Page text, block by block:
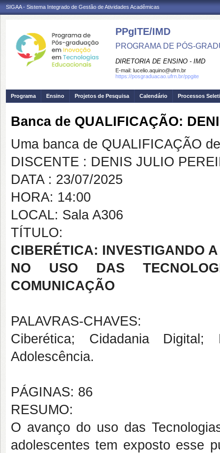
SIGAA - Sistema Integrado de Gestão de Atividades Acadêmicas
PPgITE/IMD
PROGRAMA DE PÓS-
DIRETORIA DE ENSINO - IMD
E-mail: lucelio.aquino@ufrn.br
https://posgraduacao.ufrn.br/ppgite
Programa Ensino Projetos de Pesquisa Calendário Processos
Banca de QUALIFICAÇÃO:
Uma banca de QUALIFICAÇÃO
DISCENTE : DENIS JULIO
DATA : 23/07/2025
HORA: 14:00
LOCAL: Sala A306
TÍTULO:
CIBERÉTICA: INVESTIGANDO
NO USO DAS
COMUNICAÇÃO
PALAVRAS-CHAVES:
Ciberética; Cidadania
Adolescência.
PÁGINAS: 86
RESUMO:
O avanço do uso das
adolescentes tem exposto esse